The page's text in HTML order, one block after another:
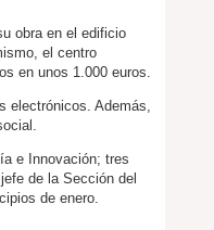
obra en el edificio
el centro
en unos 1.000 euros.
electrónicos. Además,
e Innovación; tres
de la Sección del
de enero.